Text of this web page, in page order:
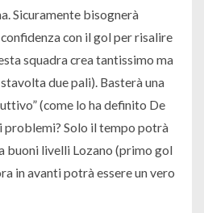
Sicuramente bisognerà
con il gol per risalire
squadra crea tantissimo ma
due pali). Basterà una
(come lo ha definito De
problemi? Solo il tempo potrà
buoni livelli Lozano (primo gol
in avanti potrà essere un vero